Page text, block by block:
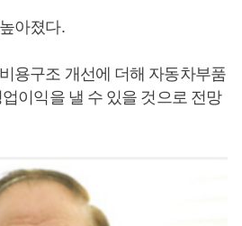
아졌다.
용구조 개선에 더해 자동차부품
이익을 낼 수 있을 것으로 전망